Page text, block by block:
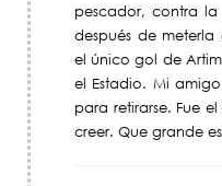
pescador, contra
después de
el único gol de
el Estadio. Mi
para retirarse. Fue
creer. Que grande